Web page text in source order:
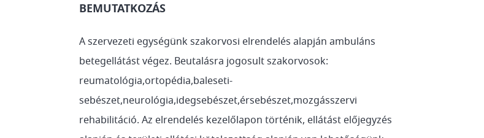
BEMUTATKOZÁS
A szervezeti egységünk szakorvosi elrendelés alapján ambuláns
betegellátást végez. Beutalásra jogosult szakorvosok:
reumatológia,ortopédia,baleseti-
sebészet,neurológia,idegsebészet,érsebészet,mozgásszervi
rehabilitáció. Az elrendelés kezelőlapon történik, ellátást előjegyzés